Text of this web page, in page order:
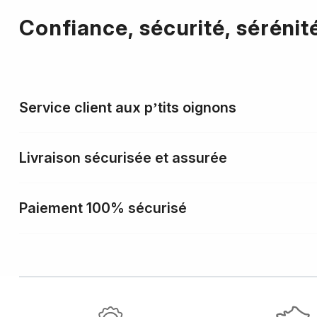
Confiance, sécurité,
Service client aux p’tits oignons
Livraison sécurisée et assurée
Paiement 100% sécurisé